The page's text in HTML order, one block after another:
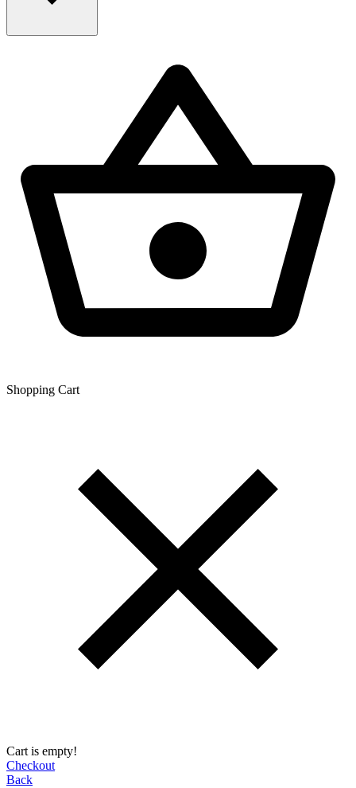
Shopping Сart
Cart is empty!
Checkout
Back